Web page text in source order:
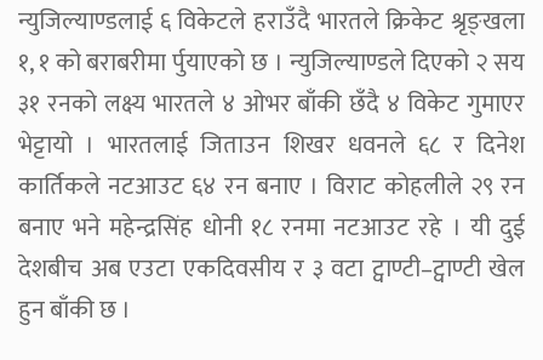
न्युजिल्याण्डलाई ६ विकेटले हराउँदै भारतले क्रिकेट श्रृङ्खला
१, १ को बराबरीमा र्पुयाएको छ । न्युजिल्याण्डले दिएको २ सय
३१ रनको लक्ष्य भारतले ४ ओभर बाँकी छँदै ४ विकेट गुमाएर
भेट्टायो । भारतलाई जिताउन शिखर धवनले ६८ र दिनेश
कार्तिकले नटआउट ६४ रन बनाए । विराट कोहलीले २९ रन
बनाए भने महेन्द्रसिंह धोनी १८ रनमा नटआउट रहे । यी दुई
देशबीच अब एउटा एकदिवसीय र ३ वटा ट्वाण्टी–ट्वाण्टी खेल
हुन बाँकी छ ।